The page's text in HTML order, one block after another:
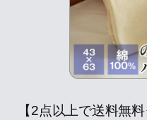
【2点以上で送料無